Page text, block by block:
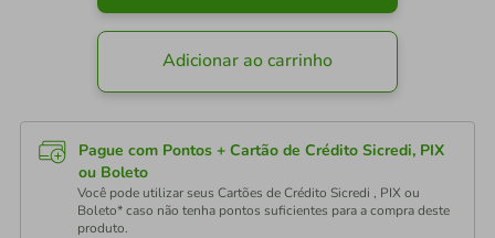
Adicionar ao carrinho
Pague com Pontos + Cartão de Crédito Sicredi, PIX
ou Boleto
Você pode utilizar seus Cartões de Crédito Sicredi , PIX ou
Boleto* caso não tenha pontos suficientes para a compra deste
produto.